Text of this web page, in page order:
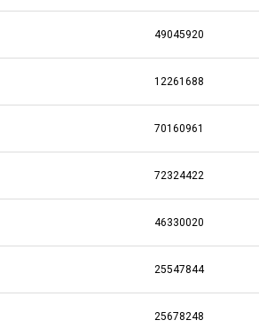
49045920
12261688
70160961
72324422
46330020
25547844
25678248